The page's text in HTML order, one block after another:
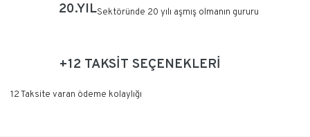
20.YILSektöründe 20 yılı aşmış olmanın gururu
+12 TAKSİT SEÇENEKLERİ
12 Taksite varan ödeme kolaylığı